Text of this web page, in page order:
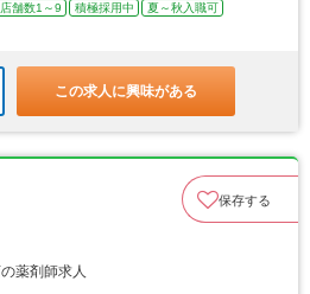
店舗数1～9 積極採用中
夏～秋入職可
この求人に興味がある
保存する
薬剤師求人